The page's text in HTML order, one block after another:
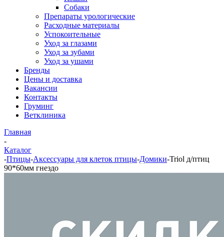
Собаки
Препараты урологические
Расходные материалы
Успокоительные
Уход за глазами
Уход за зубами
Уход за ушами
Бренды
Цены и доставка
Вакансии
Контакты
Груминг
Ветклиника
Главная
-
Каталог
-Птицы-Аксессуары для клеток птицы-Домики-Triol д/птиц
90*60мм гнездо